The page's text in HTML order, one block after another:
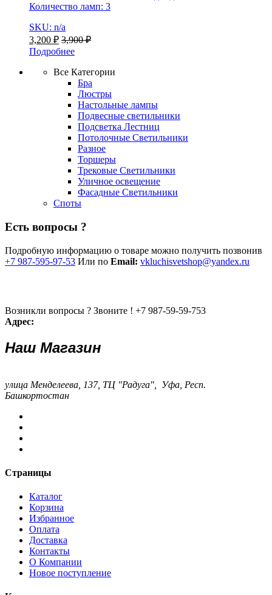
Количество ламп: 3
SKU: n/a
3,200 ₽ 3,900₽
Подробнее
Все Категории
Бра
Люстры
Настольные лампы
Подвесные светильники
Подсветка Лестниц
Потолочные Светильники
Разное
Торшеры
Трековые Светильники
Уличное освещение
Фасадные Светильники
Споты
Есть вопросы ?
Подробную информацию о товаре можно получить позвонив
+7 987-595-97-53 Или по Email: vkluchisvetshop@yandex.ru
Возникли вопросы ? Звоните ! +7 987-59-59-753
Адрес:
Наш Магазин
улица Менделеева, 137, ТЦ "Радуга", Уфа, Респ.
Башкортостан
Страницы
Каталог
Корзина
Избранное
Оплата
Доставка
Контакты
О Компании
Новое поступление